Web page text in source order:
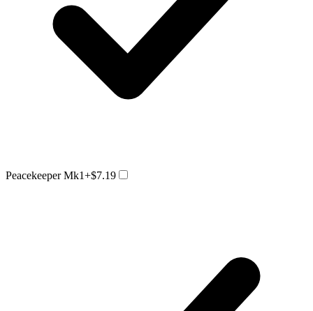
Peacekeeper Mk1+$7.19